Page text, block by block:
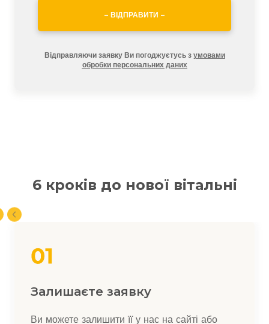
– ВІДПРАВИТИ –
Відправляючи заявку Ви погоджуєтусь з умовами
обробки персональних даних
6 кроків до нової вітальні
Залишаєте заявку
Ви можете залишити її у нас на сайті або